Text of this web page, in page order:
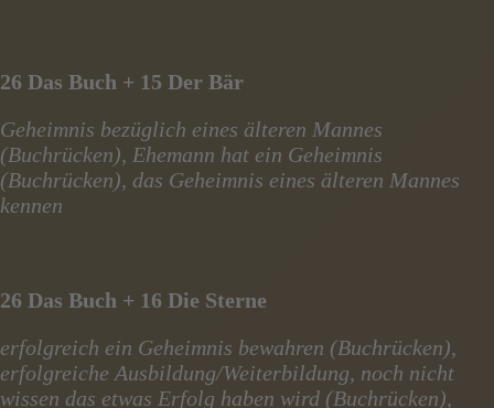
26 Das Buch + 15 Der Bär
Geheimnis bezüglich eines älteren Mannes
(Buchrücken), Ehemann hat ein Geheimnis
(Buchrücken), das Geheimnis eines älteren Mannes
kennen
26 Das Buch + 16 Die Sterne
erfolgreich ein Geheimnis bewahren (Buchrücken),
erfolgreiche Ausbildung/Weiterbildung, noch nicht
wissen das etwas Erfolg haben wird (Buchrücken),